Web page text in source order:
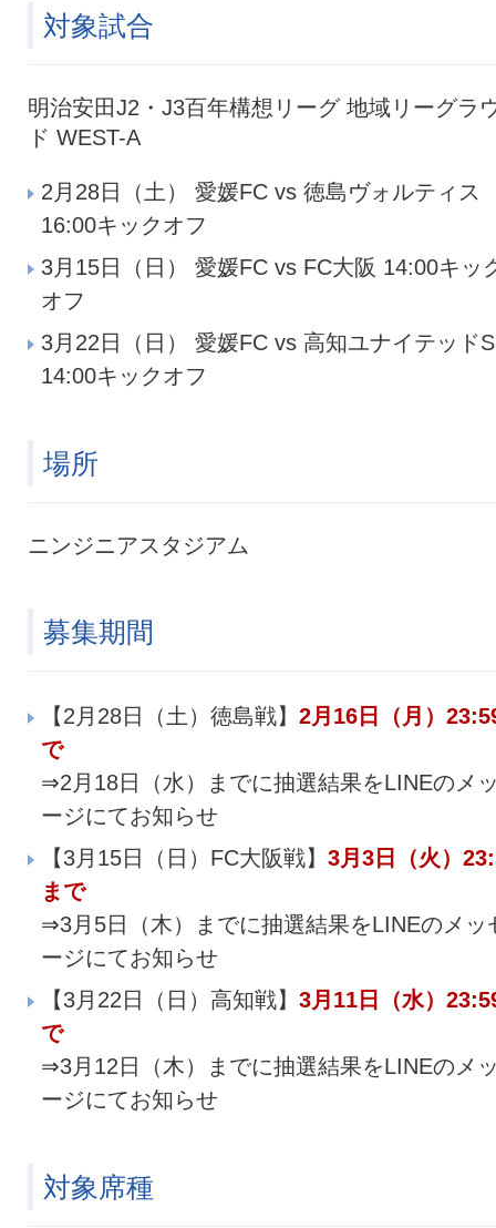
対象試合
明治安田J2・J3百年構想リーグ 地域リーグラ
ド WEST-A
2月28日（土） 愛媛FC vs 徳島ヴォルティス
16:00キックオフ
3月15日（日） 愛媛FC vs FC大阪 14:00キッ
オフ
3月22日（日） 愛媛FC vs 高知ユナイテッド
14:00キックオフ
場所
ニンジニアスタジアム
募集期間
【2月28日（土）徳島戦】 2月16日（月）
で
⇒2月18日（水）までに抽選結果をLINEのメ
ージにてお知らせ
【3月15日（日）FC大阪戦】 3月3日（火）
まで
⇒3月5日（木）までに抽選結果をLINEのメッ
ージにてお知らせ
【3月22日（日）高知戦】 3月11日（水）
で
⇒3月12日（木）までに抽選結果をLINEのメ
ージにてお知らせ
対象席種